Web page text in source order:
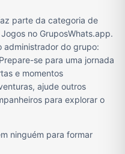
parte da categoria de
no GruposWhats.app.
administrador do grupo:
se para uma jornada
e momentos
ajude outros
para explorar o
ninguém para formar